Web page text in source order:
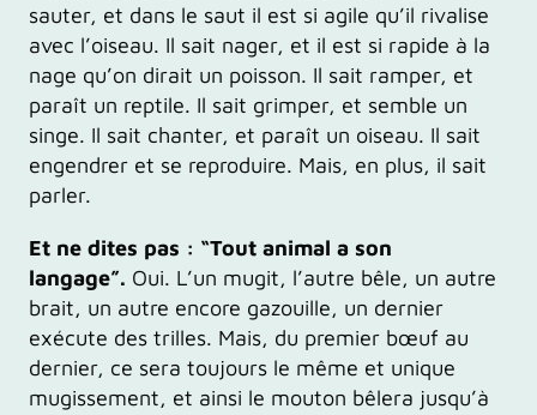
sauter, et dans le saut il est si agile qu’il rivalise
avec l’oiseau. Il sait nager, et il est si rapide à la
nage qu’on dirait un poisson. Il sait ramper, et
paraît un reptile. Il sait grimper, et semble un
singe. Il sait chanter, et paraît un oiseau. Il sait
engendrer et se reproduire. Mais, en plus, il sait
parler.
Et ne dites pas : “Tout animal a son
langage”. Oui. L’un mugit, l’autre bêle, un autre
brait, un autre encore gazouille, un dernier
exécute des trilles. Mais, du premier bœuf au
dernier, ce sera toujours le même et unique
mugissement, et ainsi le mouton bêlera jusqu’à